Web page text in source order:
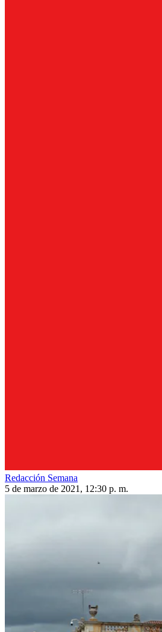
Redacción Semana
5 de marzo de 2021, 12:30 p. m.